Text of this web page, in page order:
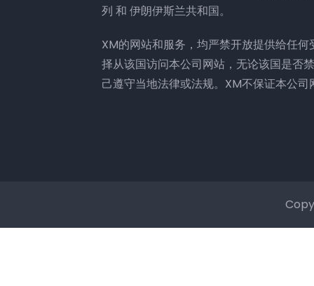
列 和 伊朗伊斯兰共和国。
XM的网站和服务，均严禁开放提供给任
择从该国访问本公司网站，无论该国是否
己遵守当地法律或法规。XM不保证本公